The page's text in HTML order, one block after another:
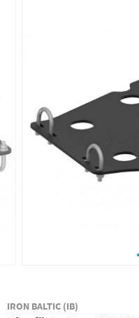
IRON BALTIC (IB)